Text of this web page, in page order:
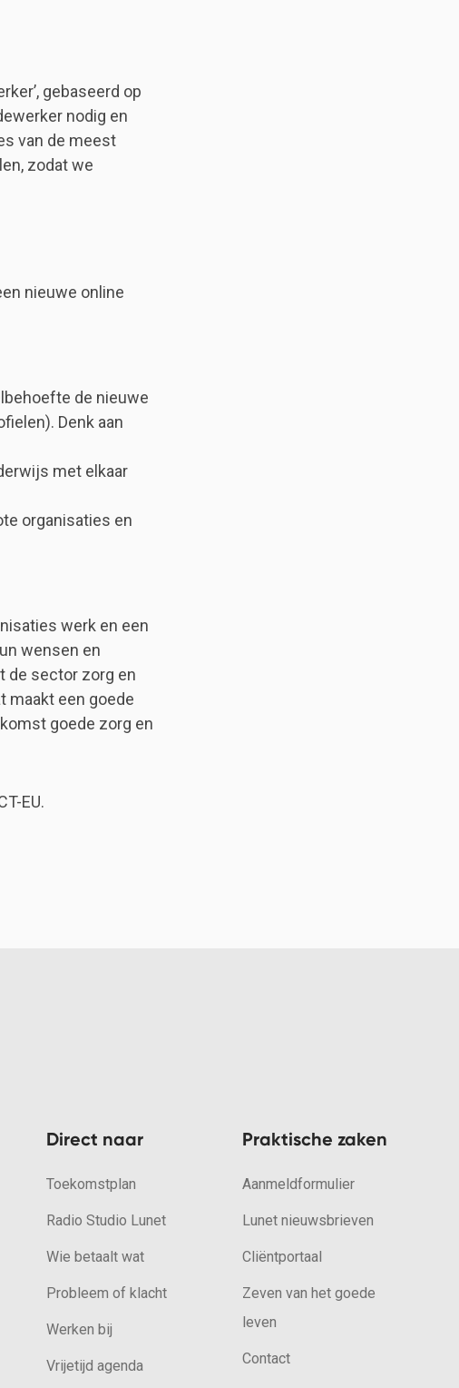
gebaseerd op
nodig en
van de meest
zodat we
nieuwe online
de nieuwe
Denk aan
met elkaar
organisaties en
werk en een
wensen en
de sector zorg en
maakt een goede
goede zorg en
EU.
Direct naar
Toekomstplan
Radio Studio Lunet
Wie betaalt wat
Probleem of klacht
Werken bij
Vrijetijd agenda
Praktische zaken
Aanmeldformulier
Lunet nieuwsbrieven
Cliëntportaal
Zeven van het goede
leven
Contact